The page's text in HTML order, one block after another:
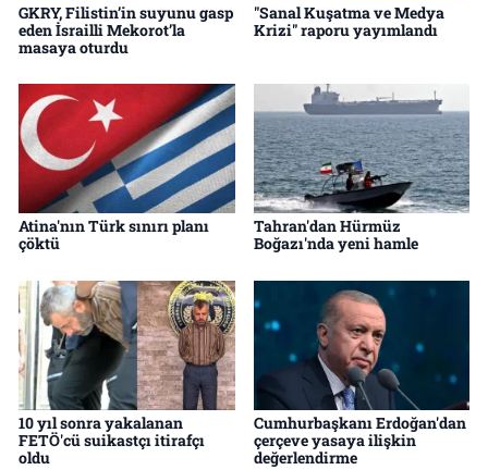
GKRY, Filistin’in suyunu gasp
eden İsrailli Mekorot’la
masaya oturdu
"Sanal Kuşatma ve Medya
Krizi" raporu yayımlandı
Atina'nın Türk sınırı planı
çöktü
Tahran'dan Hürmüz
Boğazı'nda yeni hamle
10 yıl sonra yakalanan
FETÖ'cü suikastçı itirafçı
oldu
Cumhurbaşkanı Erdoğan'dan
çerçeve yasaya ilişkin
değerlendirme